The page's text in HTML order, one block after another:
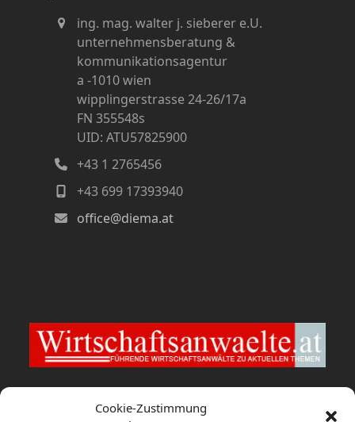
Cookie-Zustimmung
ing. mag. walter j. sieberer e.U.
unternehmensberatung &
kommunikationsagentur
a -1010 wien
wipplingerstrasse 24-26/17a
FN 355548s
UID: ATU57825900
+43 1 2765456
+43 699 17393940
office@diema.at
Wirtschaftsanwaelte.at